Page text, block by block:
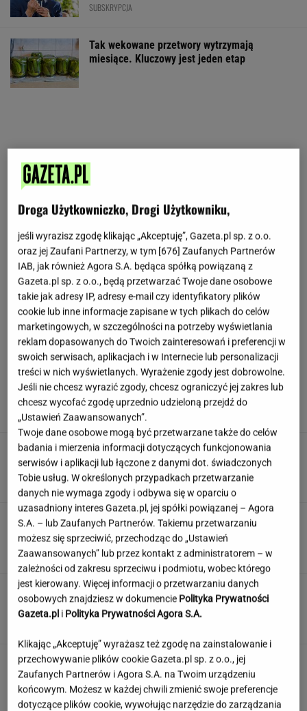
SUBSKRYPCJA
Tak wekowane przetwory wytrzymają
miesiące. Kluczowy jest jeden etap
Wachowicz wraz z Kurzopkami
pożegnała się z "halo tu polsat". Mówi o
zaskoczeniu
MARCIN WOLNIAK
Nowe informacje o mężczyźnie spod Śnieżki.
To Polak
Rozwiąż quiz geograficzny i dopasuj miasto do
państwa. Zdobędziesz 9/13?
Jeden wakacyjny nawyk może mieć
nieprzyjemne konsekwencje. Też tak robisz?
MATERIAŁ PROMOCYJNY
Partnerka Litewki po jego
śmierci: Niektórzy zlecieli się jak sępy
SUBSKRYPCJA
Droga Użytkowniczko, Drogi Użytkowniku,
jeśli wyrazisz zgodę klikając „Akceptuję”, Gazeta.pl sp. z o.o.
oraz jej Zaufani Partnerzy, w tym [676] Zaufanych Partnerów
IAB, jak również Agora S.A. będąca spółką powiązaną z
Gazeta.pl sp. z o.o., będą przetwarzać Twoje dane osobowe
takie jak adresy IP, adresy e-mail czy identyfikatory plików
cookie lub inne informacje zapisane w tych plikach do celów
marketingowych, w szczególności na potrzeby wyświetlania
reklam dopasowanych do Twoich zainteresowań i preferencji w
swoich serwisach, aplikacjach i w Internecie lub personalizacji
treści w nich wyświetlanych. Wyrażenie zgody jest dobrowolne.
Jeśli nie chcesz wyrazić zgody, chcesz ograniczyć jej zakres lub
chcesz wycofać zgodę uprzednio udzieloną przejdź do
„Ustawień Zaawansowanych”.
Twoje dane osobowe mogą być przetwarzane także do celów
badania i mierzenia informacji dotyczących funkcjonowania
serwisów i aplikacji lub łączone z danymi dot. świadczonych
Tobie usług. W określonych przypadkach przetwarzanie
danych nie wymaga zgody i odbywa się w oparciu o
uzasadniony interes Gazeta.pl, jej spółki powiązanej – Agora
S.A. – lub Zaufanych Partnerów. Takiemu przetwarzaniu
możesz się sprzeciwić, przechodząc do „Ustawień
Zaawansowanych” lub przez kontakt z administratorem – w
zależności od zakresu sprzeciwu i podmiotu, wobec którego
jest kierowany. Więcej informacji o przetwarzaniu danych
osobowych znajdziesz w dokumencie Polityka Prywatności
Gazeta.pl i Polityka Prywatności Agora S.A.
Klikając „Akceptuję” wyrażasz też zgodę na zainstalowanie i
przechowywanie plików cookie Gazeta.pl sp. z o.o., jej
Zaufanych Partnerów i Agora S.A. na Twoim urządzeniu
końcowym. Możesz w każdej chwili zmienić swoje preferencje
dotyczące plików cookie, wywołując narzędzie do zarządzania